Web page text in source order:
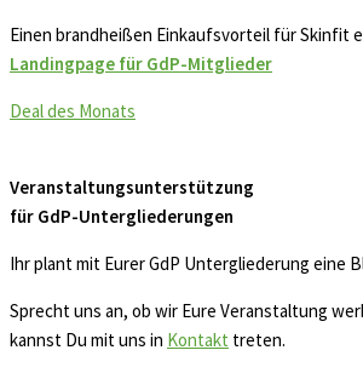
Einen brandheißen Einkaufsvorteil für Skinfit
Landingpage für GdP-Mitglieder
Deal des Monats
Veranstaltungsunterstützung
für GdP-Untergliederungen
Ihr plant mit Eurer GdP Untergliederung eine
Sprecht uns an, ob wir Eure Veranstaltung
kannst Du mit uns in Kontakt treten.